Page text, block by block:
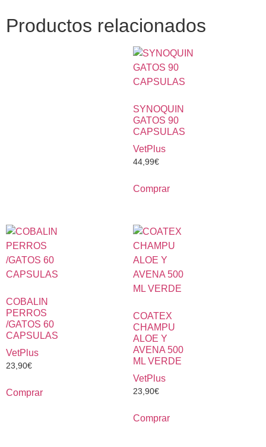
Productos relacionados
SYNOQUIN
GATOS 90
CAPSULAS
VetPlus
44,99€
Comprar
COBALIN
PERROS
/GATOS 60
CAPSULAS
VetPlus
23,90€
Comprar
COATEX
CHAMPU
ALOE Y
AVENA 500
ML VERDE
VetPlus
23,90€
Comprar